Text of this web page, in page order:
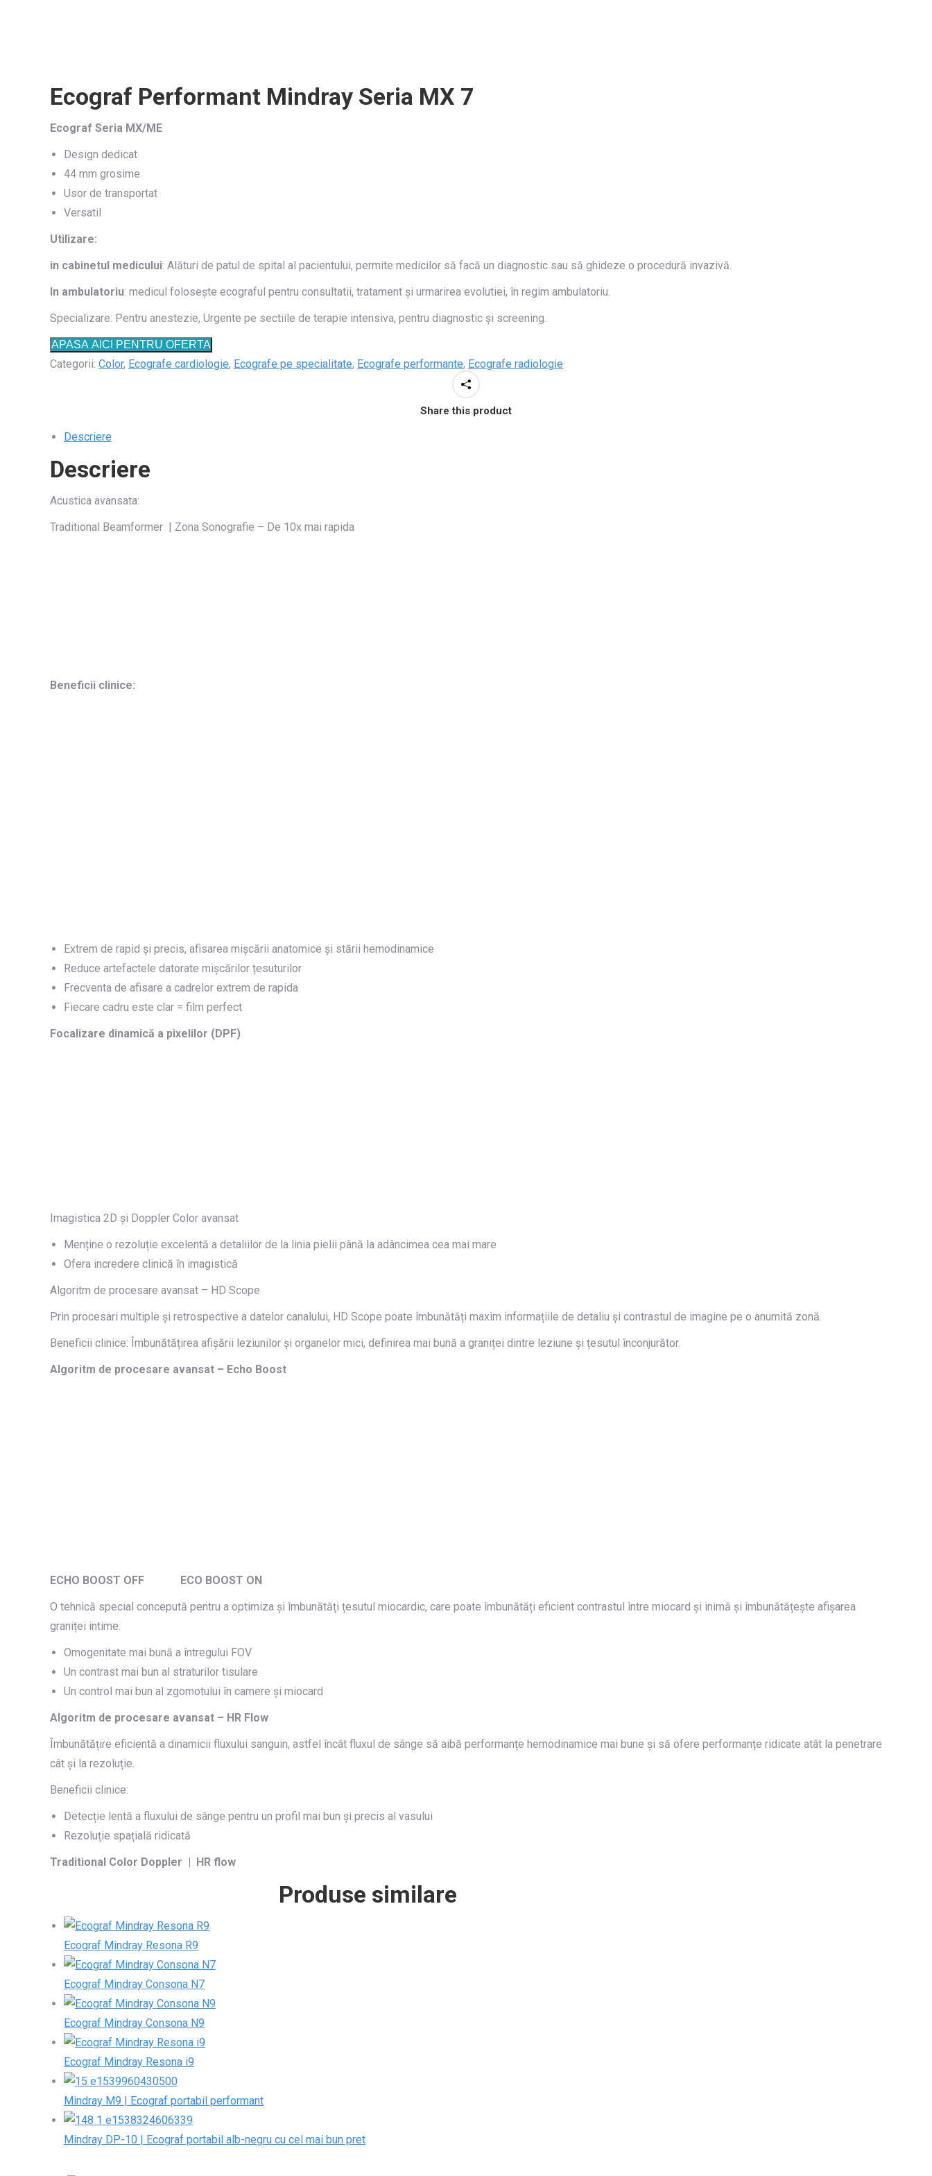
Ecograf Performant Mindray Seria MX 7
Ecograf Seria MX/ME
Design dedicat
44 mm grosime
Usor de transportat
Versatil
Utilizare:
in cabinetul medicului: Alături de patul de spital al pacientului, permite medicilor să facă un diagnostic sau să ghideze o procedură invazivă.
In ambulatoriu: medicul folosește ecograful pentru consultatii, tratament și urmarirea evolutiei, în regim ambulatoriu.
Specializare: Pentru anestezie, Urgente pe sectiile de terapie intensiva, pentru diagnostic și screening.
APASA AICI PENTRU OFERTA
Categorii: Color, Ecografe cardiologie, Ecografe pe specialitate, Ecografe performante, Ecografe radiologie
Share this product
Descriere
Descriere
Acustica avansata:
Traditional Beamformer | Zona Sonografie – De 10x mai rapida
Beneficii clinice:
Extrem de rapid și precis, afisarea mișcării anatomice și stării hemodinamice
Reduce artefactele datorate mișcărilor țesuturilor
Frecventa de afisare a cadrelor extrem de rapida
Fiecare cadru este clar = film perfect
Focalizare dinamică a pixelilor (DPF)
Imagistica 2D și Doppler Color avansat
Menține o rezoluție excelentă a detaliilor de la linia pielii până la adâncimea cea mai mare
Ofera incredere clinică în imagistică
Algoritm de procesare avansat – HD Scope
Prin procesari multiple și retrospective a datelor canalului, HD Scope poate îmbunătăți maxim informațiile de detaliu și contrastul de imagine pe o anumită zonă.
Beneficii clinice: Îmbunătățirea afișării leziunilor și organelor mici, definirea mai bună a graniței dintre leziune și țesutul înconjurător.
Algoritm de procesare avansat – Echo Boost
ECHO BOOST OFF ECO BOOST ON
O tehnică special concepută pentru a optimiza și îmbunătăți țesutul miocardic, care poate îmbunătăți eficient contrastul între miocard și inimă și îmbunătățește afișarea
graniței intime.
Omogenitate mai bună a întregului FOV
Un contrast mai bun al straturilor tisulare
Un control mai bun al zgomotului în camere și miocard
Algoritm de procesare avansat – HR Flow
Îmbunătățire eficientă a dinamicii fluxului sanguin, astfel încât fluxul de sânge să aibă performanțe hemodinamice mai bune și să ofere performanțe ridicate atât la penetrare
cât și la rezoluție.
Beneficii clinice:
Detecție lentă a fluxului de sânge pentru un profil mai bun și precis al vasului
Rezoluție spațială ridicată
Traditional Color Doppler | HR flow
Produse similare
Ecograf Mindray Resona R9
Ecograf Mindray Consona N7
Ecograf Mindray Consona N9
Ecograf Mindray Resona i9
Mindray M9 | Ecograf portabil performant
Mindray DP-10 | Ecograf portabil alb-negru cu cel mai bun pret